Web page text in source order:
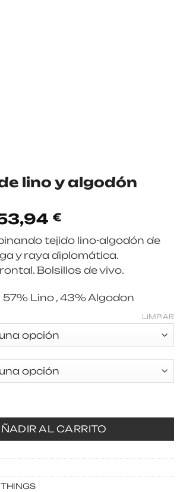
lino y algodón
€.
€
precio
actual
es:
53,94 €.
tejido lino-algodón de
y raya diplomática.
Bolsillos de vivo.
Lino , 43% Algodon
LIMPIAR
y algodón cantidad
AL CARRITO